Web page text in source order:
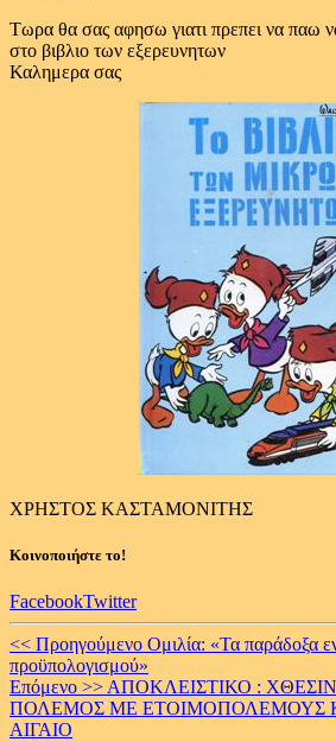
Τωρα θα σας αφησω γιατι πρεπει να παω
στο βιβλιο των εξερευνητων
Καλημερα σας
ΧΡΗΣΤΟΣ ΚΑΣΤΑΜΟΝΙΤΗΣ
Κοινοποιήστε το!
FacebookTwitter
Continue
Reading
<< Προηγούμενο Ομιλία: «Τα παράδοξα
προϋπολογισμού»
Επόμενο >> ΑΠΟΚΛΕΙΣΤΙΚΟ :
ΠΟΛΕΜΟΣ ΜΕ ΕΤΟΙΜΟΠΟΛΕΜΟΥΣ
ΑΙΓΑΙΟ